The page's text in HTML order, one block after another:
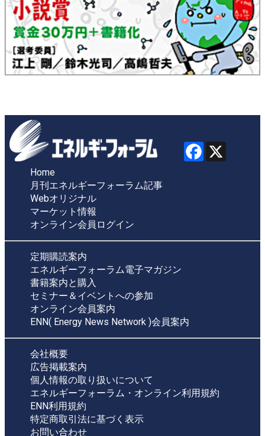
Home
月刊エネルギーフォーラム記事
Webオリジナル
マーケット情報
オンライン会員ログイン
定期購読案内
エネルギーフォーラム電子マガジン
書籍案内と購入
セミナー＆イベントへの参加
オンライン会員案内
ENN( Energy News Network )会員案内
会社概要
広告掲載案内
個人情報の取り扱いについて
エネルギーフォーラム・オンライン利用規約
ENN利用規約
特定商取引法に基づく表示
お問い合わせ